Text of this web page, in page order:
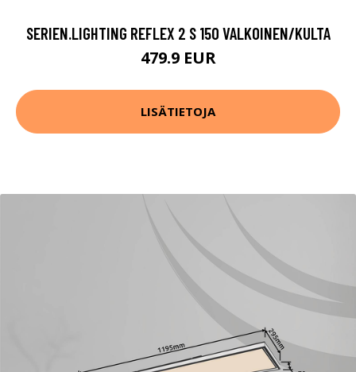
SERIEN.LIGHTING REFLEX 2 S 150 VALKOINEN/KULTA
479.9 EUR
LISÄTIETOJA